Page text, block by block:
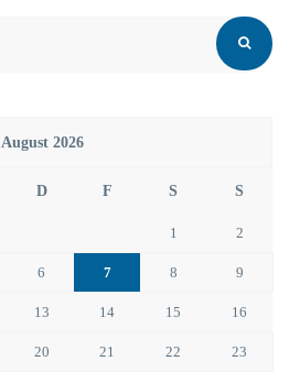
August 2026
D F S S
1 2
6 7 8 9
13 14 15 16
20 21 22 23